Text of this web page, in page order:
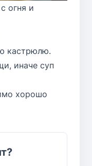
огня и
кастрюлю.
иначе суп
хорошо